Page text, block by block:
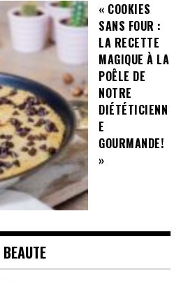
« COOKIES
SANS FOUR :
LA RECETTE
MAGIQUE À LA
POÊLE DE
NOTRE
DIÉTÉTICIENN
E
GOURMANDE!
»
BEAUTE